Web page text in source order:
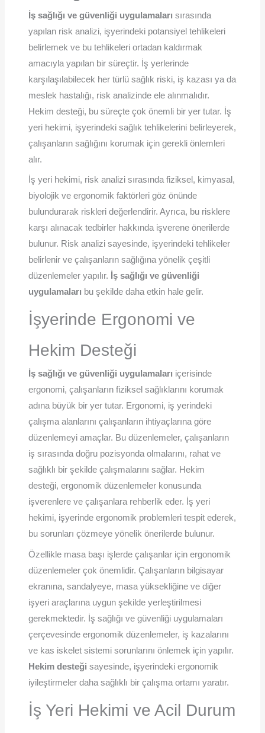
İş sağlığı ve güvenliği uygulamaları sırasında
yapılan risk analizi, işyerindeki potansiyel tehlikeleri
belirlemek ve bu tehlikeleri ortadan kaldırmak
amacıyla yapılan bir süreçtir. İş yerlerinde
karşılaşılabilecek her türlü sağlık riski, iş kazası ya da
meslek hastalığı, risk analizinde ele alınmalıdır.
Hekim desteği, bu süreçte çok önemli bir yer tutar. İş
yeri hekimi, işyerindeki sağlık tehlikelerini belirleyerek,
çalışanların sağlığını korumak için gerekli önlemleri
alır.
İş yeri hekimi, risk analizi sırasında fiziksel, kimyasal,
biyolojik ve ergonomik faktörleri göz önünde
bulundurarak riskleri değerlendirir. Ayrıca, bu risklere
karşı alınacak tedbirler hakkında işverene önerilerde
bulunur. Risk analizi sayesinde, işyerindeki tehlikeler
belirlenir ve çalışanların sağlığına yönelik çeşitli
düzenlemeler yapılır. İş sağlığı ve güvenliği
uygulamaları bu şekilde daha etkin hale gelir.
İşyerinde Ergonomi ve
Hekim Desteği
İş sağlığı ve güvenliği uygulamaları içerisinde
ergonomi, çalışanların fiziksel sağlıklarını korumak
adına büyük bir yer tutar. Ergonomi, iş yerindeki
çalışma alanlarını çalışanların ihtiyaçlarına göre
düzenlemeyi amaçlar. Bu düzenlemeler, çalışanların
iş sırasında doğru pozisyonda olmalarını, rahat ve
sağlıklı bir şekilde çalışmalarını sağlar. Hekim
desteği, ergonomik düzenlemeler konusunda
işverenlere ve çalışanlara rehberlik eder. İş yeri
hekimi, işyerinde ergonomik problemleri tespit ederek,
bu sorunları çözmeye yönelik önerilerde bulunur.
Özellikle masa başı işlerde çalışanlar için ergonomik
düzenlemeler çok önemlidir. Çalışanların bilgisayar
ekranına, sandalyeye, masa yüksekliğine ve diğer
işyeri araçlarına uygun şekilde yerleştirilmesi
gerekmektedir. İş sağlığı ve güvenliği uygulamaları
çerçevesinde ergonomik düzenlemeler, iş kazalarını
ve kas iskelet sistemi sorunlarını önlemek için yapılır.
Hekim desteği sayesinde, işyerindeki ergonomik
iyileştirmeler daha sağlıklı bir çalışma ortamı yaratır.
İş Yeri Hekimi ve Acil Durum